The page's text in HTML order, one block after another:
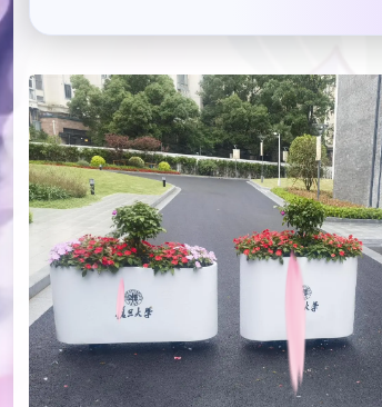
供了文字信息，我将很乐意为您撰写一
要。